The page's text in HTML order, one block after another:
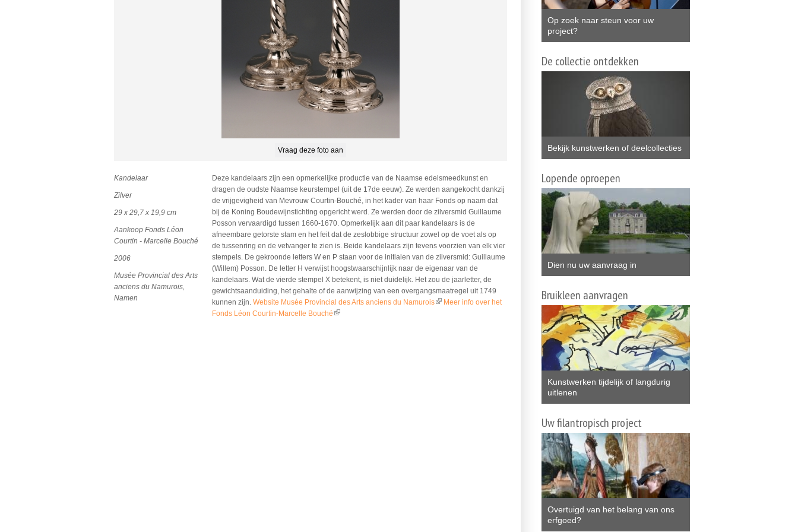
Vraag deze foto aan
Deze kandelaars zijn een opmerkelijke productie van de Naamse edelsmeedkunst en
dragen de oudste Naamse keurstempel (uit de 17de eeuw). Ze werden aangekocht dankzij
de vrijgevigheid van Mevrouw Courtin-Bouché, in het kader van haar Fonds op naam dat
bij de Koning Boudewijnstichting opgericht werd. Ze werden door de zilversmid Guillaume
Posson vervaardigd tussen 1660-1670. Opmerkelijk aan dit paar kandelaars is de
afneembare getorste stam en het feit dat de zeslobbige structuur zowel op de voet als op
de tussenring en de vetvanger te zien is. Beide kandelaars zijn tevens voorzien van elk vier
stempels. De gekroonde letters W en P staan voor de initialen van de zilversmid: Guillaume
(Willem) Posson. De letter H verwijst hoogstwaarschijnlijk naar de eigenaar van de
kandelaars. Wat de vierde stempel X betekent, is niet duidelijk. Het zou de jaarletter, de
gewichtsaanduiding, het gehalte of de aanwijzing van een overgangsmaatregel uit 1749
kunnen zijn. Website Musée Provincial des Arts anciens du Namurois(link is external)
Meer info over het
Fonds Léon Courtin-Marcelle Bouché (link is external)
Kandelaar
Zilver
29 x 29,7 x 19,9 cm
Aankoop Fonds Léon
Courtin - Marcelle Bouché
2006
Musée Provincial des Arts
anciens du Namurois,
Namen
Op zoek naar steun voor uw
project?
De collectie ontdekken
Bekijk kunstwerken of deelcollecties
Lopende oproepen
Dien nu uw aanvraag in
Bruikleen aanvragen
Kunstwerken tijdelijk of langdurig
uitlenen
Uw filantropisch project
Overtuigd van het belang van ons
erfgoed?